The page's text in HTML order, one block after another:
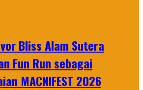
Bliss Alam Sutera
Fun Run sebagai
MACNIFEST 2026